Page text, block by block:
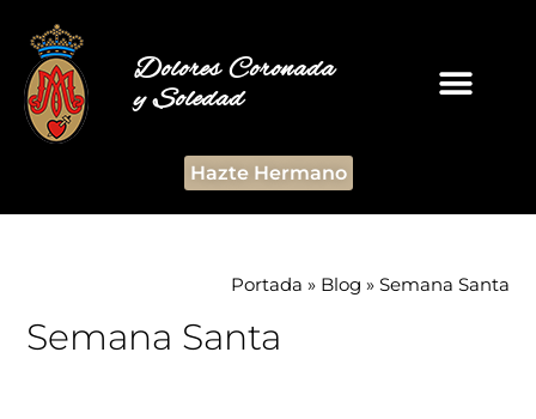
Dolores Coronada
y Soledad
Hazte Hermano
Portada » Blog » Semana Santa
Semana Santa